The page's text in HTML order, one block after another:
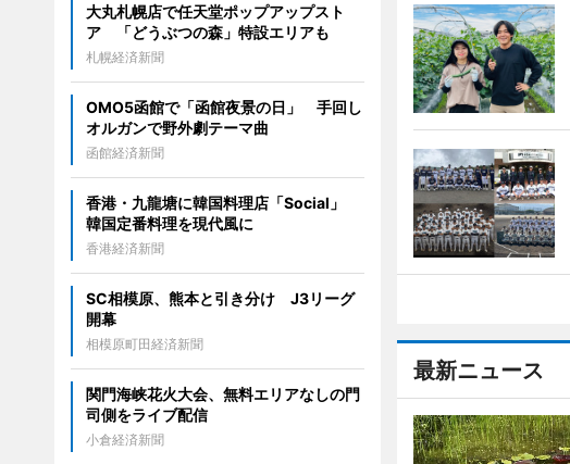
最新ニュース
大丸札幌店で任天堂ポップアップスト
ア 「どうぶつの森」特設エリアも
札幌経済新聞
OMO5函館で「函館夜景の日」 手回し
オルガンで野外劇テーマ曲
函館経済新聞
香港・九龍塘に韓国料理店「Social」
韓国定番料理を現代風に
香港経済新聞
SC相模原、熊本と引き分け J3リーグ
開幕
相模原町田経済新聞
関門海峡花火大会、無料エリアなしの門
司側をライブ配信
小倉経済新聞